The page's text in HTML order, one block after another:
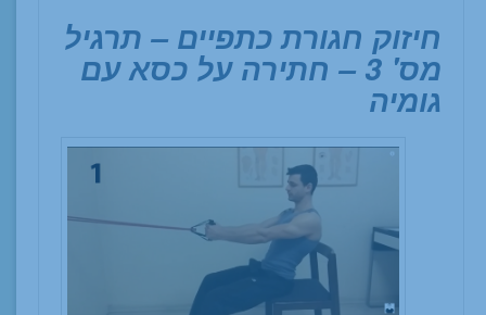
חיזוק חגורת כתפיים – תרגיל
מס' 3 – חתירה על כסא עם
גומיה